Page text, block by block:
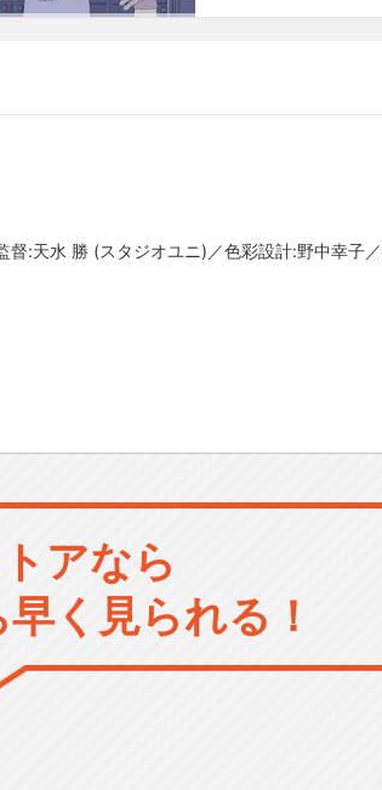
:天水 勝 (スタジオユニ)／色彩設計:野中幸子
アなら
く見られる！